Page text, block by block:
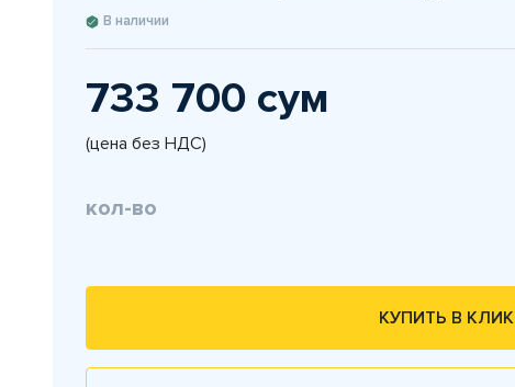
В наличии
733 700 сум
(цена без НДС)
кол-во
КУПИТЬ В КЛИК